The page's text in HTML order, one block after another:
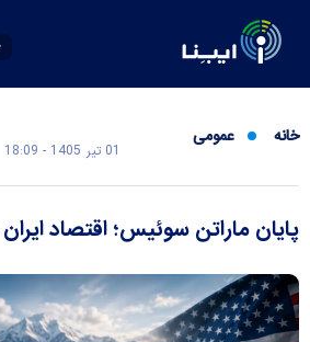
خانه عمومی
01 تير 1405 - 18:09
پایان ماراتن سوئیس؛ اقتصاد